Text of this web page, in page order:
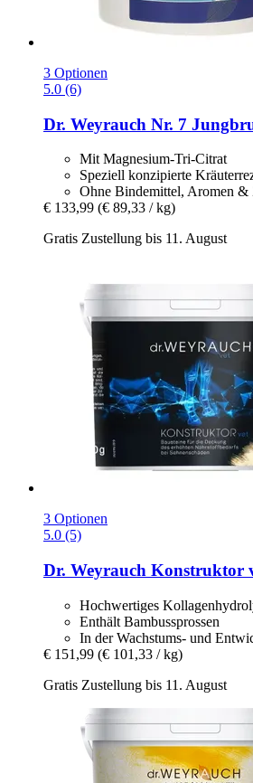
3 Optionen
5.0 (6)
Dr. Weyrauch Nr. 7
Mit Magnesium-Tri-Citrat
Speziell konzipierte
Ohne Bindemittel, Aromen &
€ 133,99 (€ 89,33 / kg)
Gratis Zustellung bis 11. August
3 Optionen
5.0 (5)
Dr. Weyrauch Konstruktor
Hochwertiges
Enthält Bambussprossen
In der Wachstums- und
€ 151,99 (€ 101,33 / kg)
Gratis Zustellung bis 11. August